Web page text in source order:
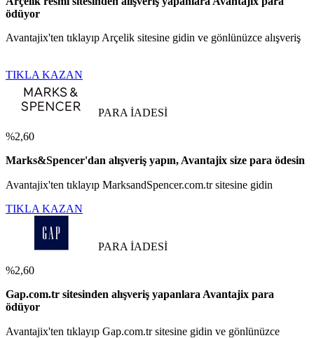
ödüyor
Avantajix'ten tıklayıp Arçelik sitesine gidin ve gönlünüzce alışveriş
TIKLA KAZAN
PARA İADESİ
%2,60
Marks&Spencer'dan alışveriş yapın, Avantajix size para ödesin
Avantajix'ten tıklayıp MarksandSpencer.com.tr sitesine gidin
TIKLA KAZAN
PARA İADESİ
%2,60
Gap.com.tr sitesinden alışveriş yapanlara Avantajix para
ödüyor
Avantajix'ten tıklayıp Gap.com.tr sitesine gidin ve gönlünüzce